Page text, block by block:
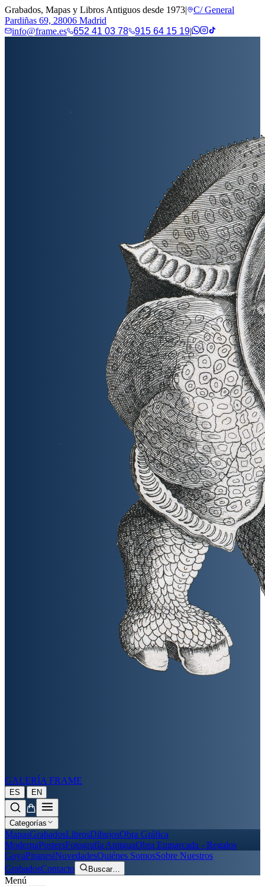
Grabados, Mapas y Libros Antiguos desde 1973|
C/ General
Pardiñas 69, 28006 Madrid
info@frame.es
652 41 03 78 915 64 15 19|
GALERÍA FRAME
ES | EN
Categorías
MapasGrabadosLibrosDibujosObra Gráfica
ModernaPostersFotografía AntiguaObra Enmarcada - Regalos
GoyaPiranesiNovedadesQuiénes SomosSobre Nuestros
GrabadosContacto Buscar…
Menú